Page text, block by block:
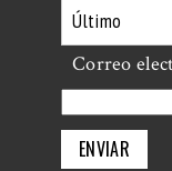
Primero
Último
Correo